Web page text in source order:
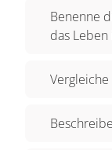
können sie
Wasser
Benenne
das Leben